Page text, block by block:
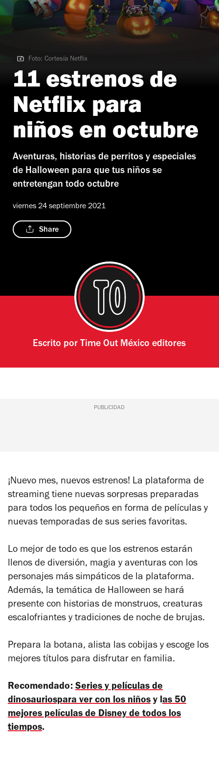
Foto: Cortesía Netflix
Foto: Cortesía Netflix
11 estrenos de
Netflix para
niños en octubre
Aventuras, historias de perritos y especiales
de Halloween para que tus niños se
entretengan todo octubre
viernes 24 septiembre 2021
Share
Escrito por Time Out México editores
PUBLICIDAD
¡Nuevo mes, nuevos estrenos! La plataforma de
streaming tiene nuevas sorpresas preparadas
para todos los pequeños en forma de películas y
nuevas temporadas de sus series favoritas.
Lo mejor de todo es que los estrenos estarán
llenos de diversión, magia y aventuras con los
personajes más simpáticos de la plataforma.
Además, la temática de Halloween se hará
presente con historias de monstruos, creaturas
escalofriantes y tradiciones de noche de brujas.
Prepara la botana, alista las cobijas y escoge los
mejores títulos para disfrutar en familia.
Recomendado: Series y películas de
dinosauriospara ver con los niños y las 50
mejores películas de Disney de todos los
tiempos.